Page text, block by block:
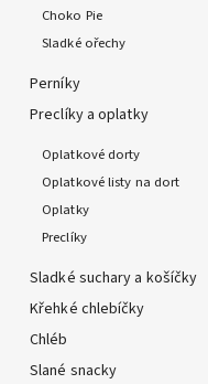
Choko Pie
Sladké ořechy
Perníky
Preclíky a oplatky
Oplatkové dorty
Oplatkové listy na dort
Oplatky
Preclíky
Sladké suchary a košíčky
Křehké chlebíčky
Chléb
Slané snacky